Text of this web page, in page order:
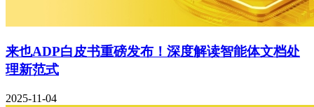
来也ADP白皮书重磅发布！深度解读智能体文档处
理新范式
2025-11-04